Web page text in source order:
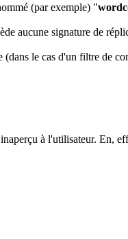
(par exemple) "
aucune signature de
(dans le cas d'un filtre de
à l'utilisateur. En,